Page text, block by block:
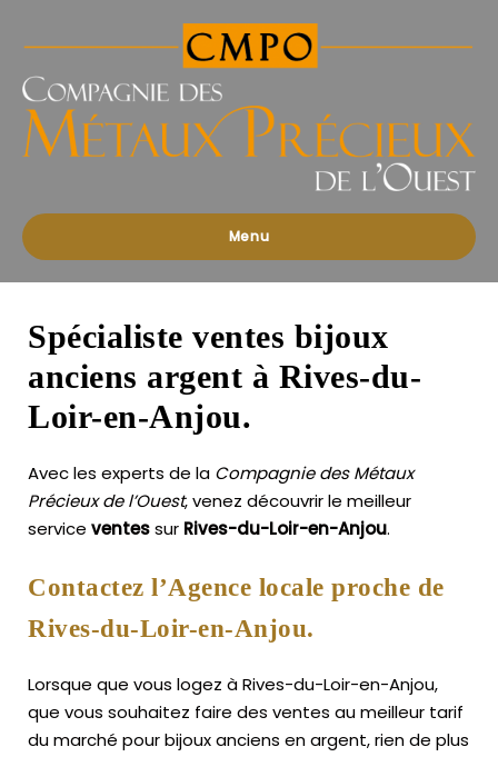
des
Précieux
l'Ouest
Menu
Spécialiste ventes bijoux
anciens argent à Rives-du-
Loir-en-Anjou.
Avec les experts de la Compagnie des Métaux
Précieux de l’Ouest, venez découvrir le meilleur
service ventessur Rives-du-Loir-en-Anjou.
Contactez l’Agence locale proche de
Rives-du-Loir-en-Anjou.
Lorsque que vous logez à Rives-du-Loir-en-Anjou,
que vous souhaitez faire des ventes au meilleur tarif
du marché pour bijoux anciens en argent, rien de plus